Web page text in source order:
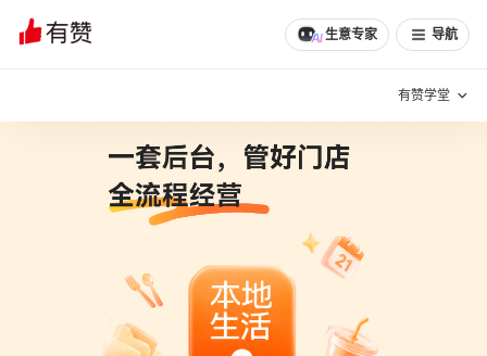
生意专家 导航
有赞学堂
增长方法
有赞专家说
新零售最佳实践